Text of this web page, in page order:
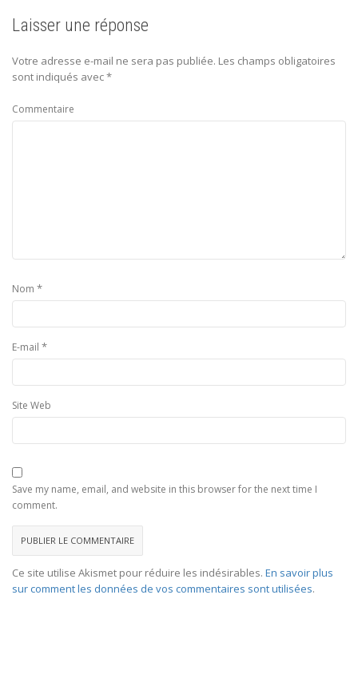
Laisser une réponse
Votre adresse e-mail ne sera pas publiée. Les champs obligatoires
sont indiqués avec*
Commentaire
Nom *
E-mail *
Site Web
Save my name, email, and website in this browser for the next time I
comment.
Ce site utilise Akismet pour réduire les indésirables. En savoir plus
sur comment les données de vos commentaires sont utilisées.